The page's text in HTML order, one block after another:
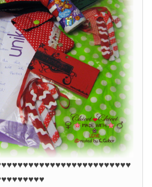
♥♥♥♥♥♥♥♥♥♥♥♥♥♥♥♥